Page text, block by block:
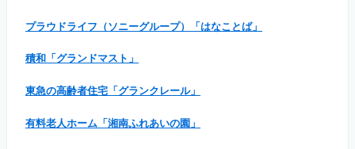
プラウドライフ（ソニーグループ）「はなことば」
積和「グランドマスト」
東急の高齢者住宅「グランクレール」
有料老人ホーム「湘南ふれあいの園」